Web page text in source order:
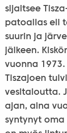
sijaitsee
patoallas eli
suurin ja
jälkeen.
vuonna
Tiszajoen
vesitaloutta.
ajan, aina
syntynyt oma